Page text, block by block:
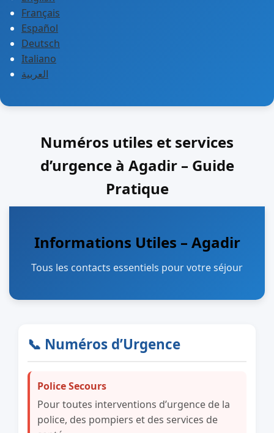
Français
Español
Deutsch
Italiano
العربية
Numéros utiles et services
d’urgence à Agadir – Guide
Pratique
Informations Utiles – Agadir
Tous les contacts essentiels pour votre séjour
📞 Numéros d’Urgence
Police Secours
Pour toutes interventions d’urgence de la
police, des pompiers et des services de